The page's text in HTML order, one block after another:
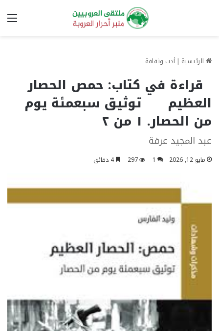
الرئيسية | أدب وثقافة
قراءة في كتاب: حمص الحصار
العظيم توثيق سبعمئة يوم
من الحصار. ١ من ٢
عبد المجيد عرفة
مايو 12, 2026 1
297